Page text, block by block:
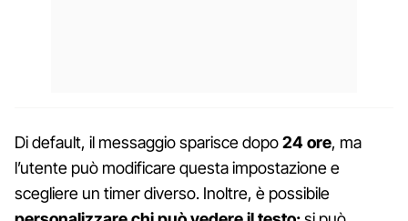
Di default, il messaggio sparisce dopo24 ore, ma
l’utente può modificare questa impostazione e
scegliere un timer diverso. Inoltre, è possibile